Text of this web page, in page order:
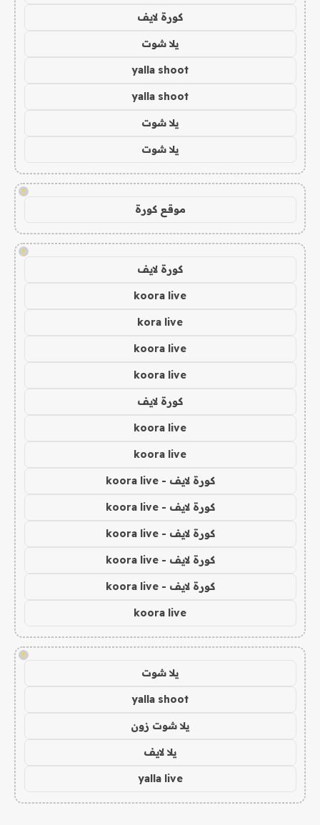
كورة لايف
يلا شوت
yalla shoot
yalla shoot
يلا شوت
يلا شوت
!
موقع كورة
!
كورة لايف
koora live
kora live
koora live
koora live
كورة لايف
koora live
koora live
كورة لايف - koora live
كورة لايف - koora live
كورة لايف - koora live
كورة لايف - koora live
كورة لايف - koora live
koora live
!
يلا شوت
yalla shoot
يلا شوت زون
يلا لايف
yalla live